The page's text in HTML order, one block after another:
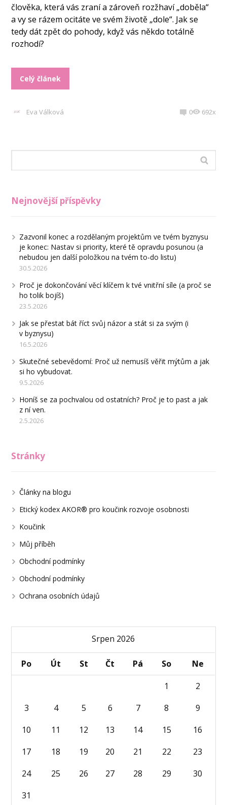
člověka, která vás zraní a zároveň rozžhaví „doběla“
a vy se rázem ocitáte ve svém životě „dole“. Jak se
tedy dát zpět do pohody, když vás někdo totálně
rozhodí?
Celý článek
Eva Válková 0 692x
Nejnovější příspěvky
Zazvonil konec a rozdělaným projektům ve tvém byznysu
je konec: Nastav si priority, které tě opravdu posunou (a
nebudou jen další položkou na tvém to-do listu)
30.5.2026
Proč je dokončování věcí klíčem k tvé vnitřní síle (a proč se
ho tolik bojíš)
23.5.2026
Jak se přestat bát říct svůj názor a stát si za svým (i
v byznysu)
16.5.2026
Skutečné sebevědomí: Proč už nemusíš věřit mýtům a jak
si ho vybudovat.
9.5.2026
Honíš se za pochvalou od ostatních? Proč je to past a jak
z ní ven.
2.5.2026
Stránky
Články na blogu
Etický kodex AKOR® pro koučink rozvoje osobnosti
Koučink
Můj příběh
Obchodní podmínky
Obchodní podmínky
Ochrana osobních údajů
Srpen 2026
Po Út St Čt Pá So
Ne
1
2
3
4 5 6 7 8
9
10
11 12 13 14 15
16
17
18 19 20 21 22
23
24
25 26 27 28 29
30
31